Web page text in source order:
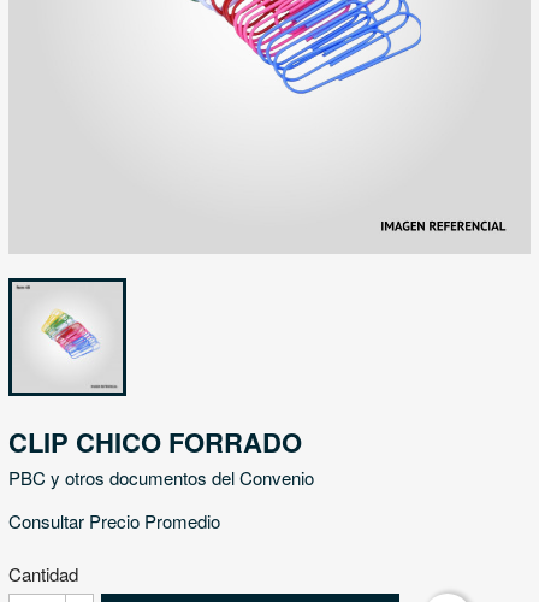
CLIP CHICO FORRADO
PBC y otros documentos del Convenio
Consultar Precio Promedio
Cantidad